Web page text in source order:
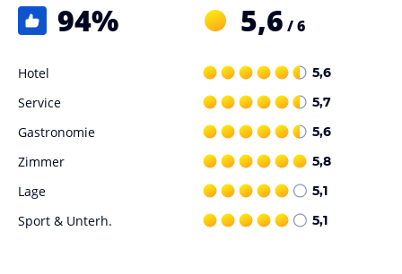
94% 5,6 / 6
Hotel 5,6
Service 5,7
Gastronomie 5,6
Zimmer 5,8
Lage 5,1
Sport & Unterh. 5,1